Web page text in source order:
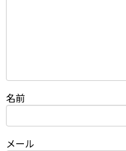
名前
メール